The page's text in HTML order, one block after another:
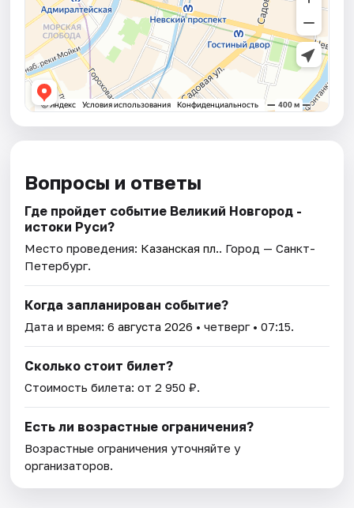
Вопросы и ответы
Где пройдет событие Великий Новгород -
истоки Руси?
Место проведения: Казанская пл.. Город — Санкт-
Петербург.
Когда запланирован событие?
Дата и время:6 августа 2026 • четверг • 07:15.
Сколько стоит билет?
Стоимость билета: от 2 950 ₽.
Есть ли возрастные ограничения?
Возрастные ограничения уточняйте у
организаторов.